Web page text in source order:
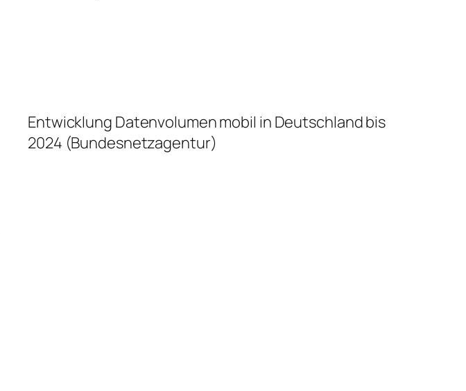
Entwicklung Datenvolumen mobil in Deutschland bis
2024 (Bundesnetzagentur)